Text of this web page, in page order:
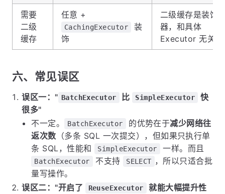
需要
二级
缓存
任意 +
CachingExecutor
装
饰
二级缓存是装饰
器，和具体
Executor 无关
六、常见误区
误区一：" BatchExecutor 比 SimpleExecutor
快
很多"
不一定。
BatchExecutor 的优势在于减少网络往
返次数 （多条 SQL 一次提交），但如果只执行单
条 SQL，性能和
SimpleExecutor 一样。而且
BatchExecutor 不支持 SELECT ，所以只适合批
量写操作。
误区二："开启了
ReuseExecutor
就能大幅提升性